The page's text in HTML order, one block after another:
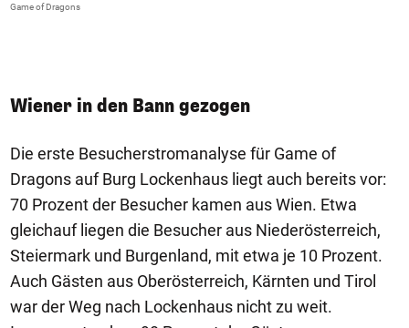
Game of Dragons
Wiener in den Bann gezogen
Die erste Besucherstromanalyse für Game of
Dragons auf Burg Lockenhaus liegt auch bereits vor:
70 Prozent der Besucher kamen aus Wien. Etwa
gleichauf liegen die Besucher aus Niederösterreich,
Steiermark und Burgenland, mit etwa je 10 Prozent.
Auch Gästen aus Oberösterreich, Kärnten und Tirol
war der Weg nach Lockenhaus nicht zu weit.